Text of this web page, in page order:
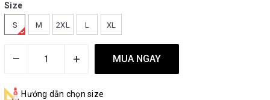
Size
S M 2XL L XL
– + MUA NGAY
Hướng dẫn chọn size